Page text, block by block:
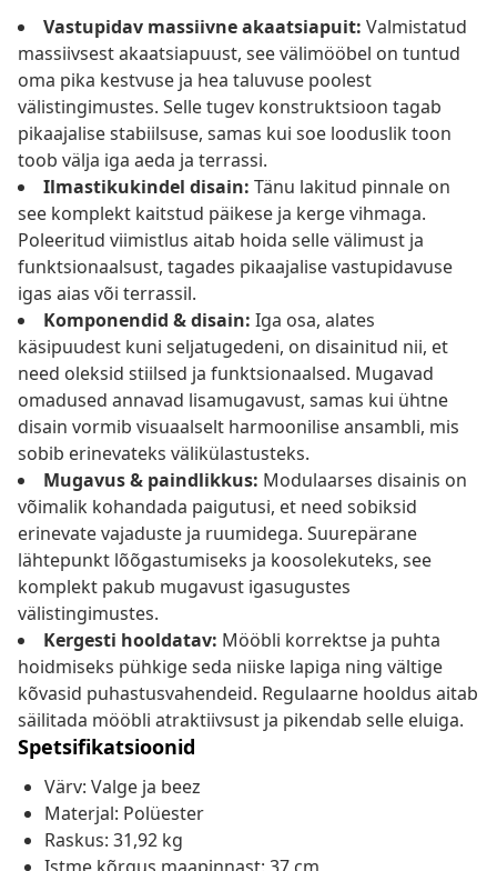
Vastupidav massiivne akaatsiapuit: Valmistatud
massiivsest akaatsiapuust, see välimööbel on tuntud
oma pika kestvuse ja hea taluvuse poolest
välistingimustes. Selle tugev konstruktsioon tagab
pikaajalise stabiilsuse, samas kui soe looduslik toon
toob välja iga aeda ja terrassi.
Ilmastikukindel disain: Tänu lakitud pinnale on
see komplekt kaitstud päikese ja kerge vihmaga.
Poleeritud viimistlus aitab hoida selle välimust ja
funktsionaalsust, tagades pikaajalise vastupidavuse
igas aias või terrassil.
Komponendid & disain: Iga osa, alates
käsipuudest kuni seljatugedeni, on disainitud nii, et
need oleksid stiilsed ja funktsionaalsed. Mugavad
omadused annavad lisamugavust, samas kui ühtne
disain vormib visuaalselt harmoonilise ansambli, mis
sobib erinevateks välikülastusteks.
Mugavus & paindlikkus: Modulaarses disainis on
võimalik kohandada paigutusi, et need sobiksid
erinevate vajaduste ja ruumidega. Suurepärane
lähtepunkt lõõgastumiseks ja koosolekuteks, see
komplekt pakub mugavust igasugustes
välistingimustes.
Kergesti hooldatav: Mööbli korrektse ja puhta
hoidmiseks pühkige seda niiske lapiga ning vältige
kõvasid puhastusvahendeid. Regulaarne hooldus aitab
säilitada mööbli atraktiivsust ja pikendab selle eluiga.
Spetsifikatsioonid
Värv: Valge ja beez
Materjal: Polüester
Raskus: 31,92 kg